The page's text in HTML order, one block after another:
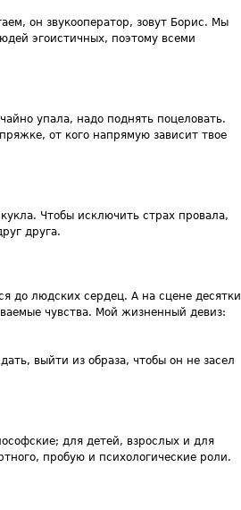
он звукооператор, зовут Борис. Мы
эгоистичных, поэтому всеми
упала, надо поднять поцеловать.
от кого напрямую зависит твое
Чтобы исключить страх провала,
друга.
до людских сердец. А на сцене десятки
чувства. Мой жизненный девиз:
выйти из образа, чтобы он не засел
для детей, взрослых и для
пробую и психологические роли.